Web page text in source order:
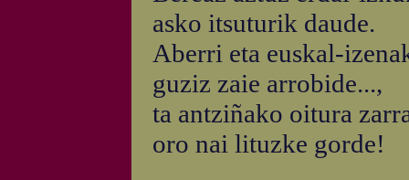
asko itsuturik daude.
Aberri eta euskal-
guziz zaie arrobide...,
ta antziñako oitura
oro nai lituzke gorde!